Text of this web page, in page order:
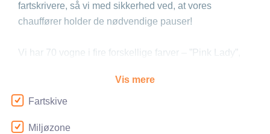
fartskrivere, så vi med sikkerhed ved, at vores
chauffører holder de nødvendige pauser!
Vi har 70 vogne i fire forskellige farver – ”Pink Lady”,
alle størrelser, hvorfor vi har en vogn, der passer til
netop din klasse, uanset om I er 10, 30 eller 45
Vis mere
Fartskive
Miljøzone